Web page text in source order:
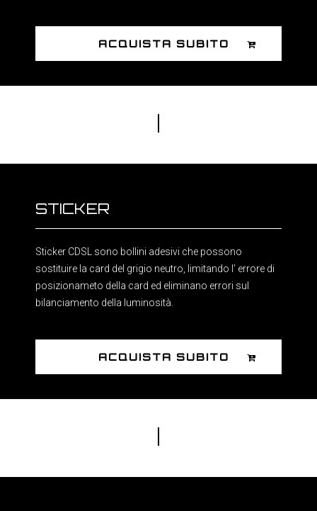
ACQUISTA SUBITO
STICKER
Sticker CDSL sono bollini adesivi che possono
sostituire la card del grigio neutro, limitando l’ errore di
posizionameto della card ed eliminano errori sul
bilanciamento della luminosità.
ACQUISTA SUBITO